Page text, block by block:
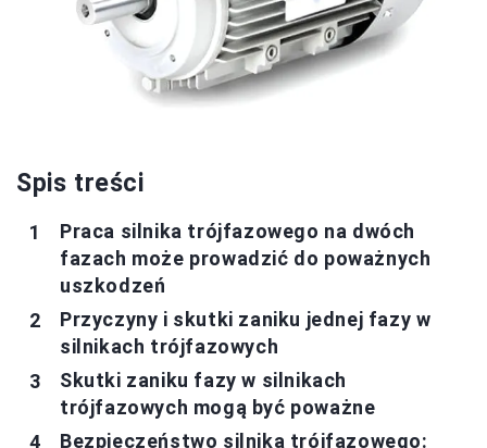
Spis treści
Praca silnika trójfazowego na dwóch
fazach może prowadzić do poważnych
uszkodzeń
Przyczyny i skutki zaniku jednej fazy w
silnikach trójfazowych
Skutki zaniku fazy w silnikach
trójfazowych mogą być poważne
Bezpieczeństwo silnika trójfazowego: